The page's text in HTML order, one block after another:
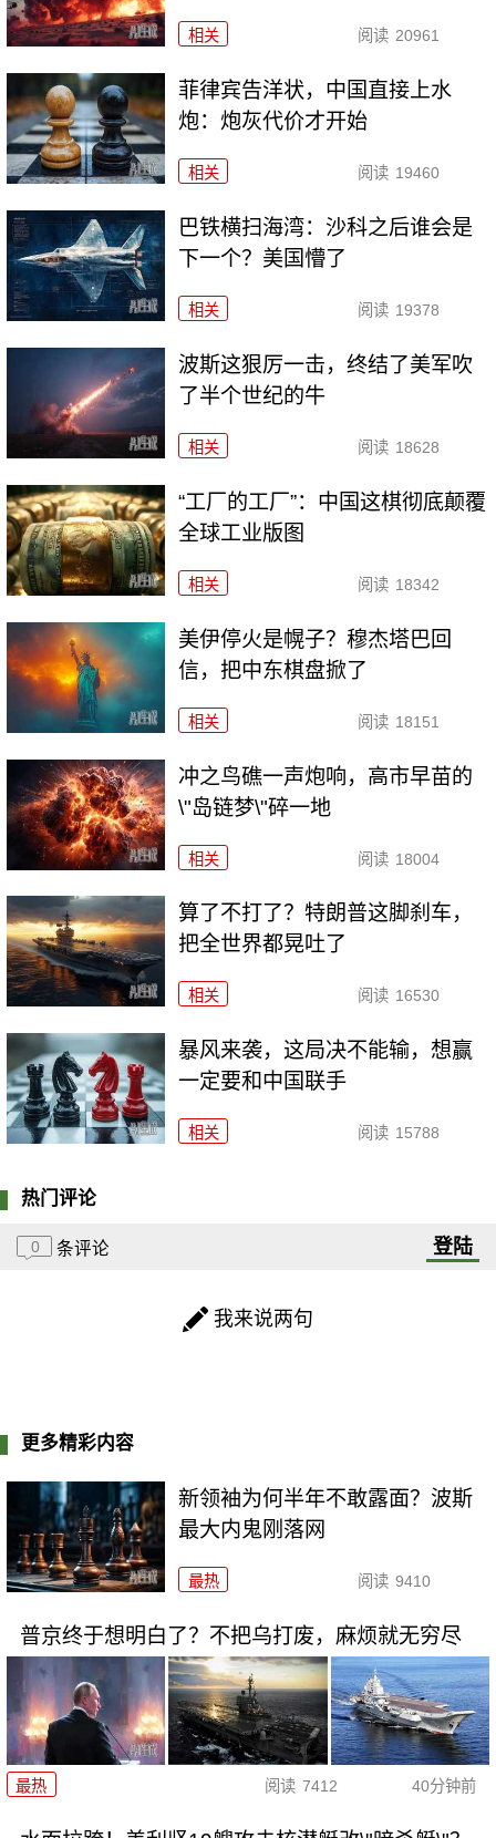
相关 阅读 20961
菲律宾告洋状，中国直接上水
炮：炮灰代价才开始
相关 阅读 19460
巴铁横扫海湾：沙科之后谁会是
下一个？美国懵了
相关 阅读 19378
波斯这狠厉一击，终结了美军吹
了半个世纪的牛
相关 阅读 18628
“工厂的工厂”：中国这棋彻底颠覆
全球工业版图
相关 阅读 18342
美伊停火是幌子？穆杰塔巴回
信，把中东棋盘掀了
相关 阅读 18151
冲之鸟礁一声炮响，高市早苗的
\"岛链梦\"碎一地
相关 阅读 18004
算了不打了？特朗普这脚刹车，
把全世界都晃吐了
相关 阅读 16530
暴风来袭，这局决不能输，想赢
一定要和中国联手
相关 阅读 15788
热门评论
0 条评论 登陆
我来说两句
更多精彩内容
新领袖为何半年不敢露面？波斯
最大内鬼刚落网
最热 阅读 9410
普京终于想明白了？不把乌打废，麻烦就无穷尽
最热 阅读 7412 40分钟前